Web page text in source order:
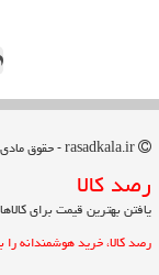
رصد كالا
یافتن بهترین قیمت برای کالاها
رصد کالا، خرید هوشمندانه را